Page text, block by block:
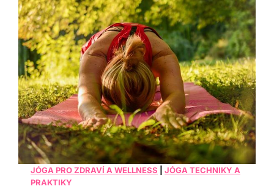
n
í
P
ó
z
u
a
P
ř
e
k
t
e
r
é
z
m
ě
n
í
v
u
t
o
v
á
j
ó
g
v
JÓGA PRO ZDRAVÍ A WELLNESS
JÓGA TECHNIKY A
PRAKTIKY